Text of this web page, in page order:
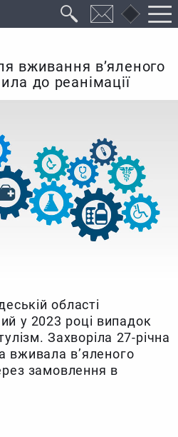
вживання в’яленого
до реанімації
області
у 2023 році випадок
Захворіла 27-річна
вживала в’яленого
замовлення в